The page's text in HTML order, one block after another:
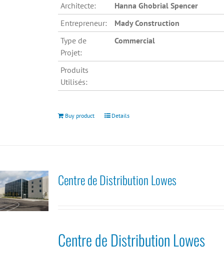
Architecte:
Hanna Ghobrial Spencer
Entrepreneur:
Mady Construction
Type de
Projet:
Commercial
Produits
Utilisés:
Buy product Details
Centre de Distribution Lowes
Centre de Distribution Lowes